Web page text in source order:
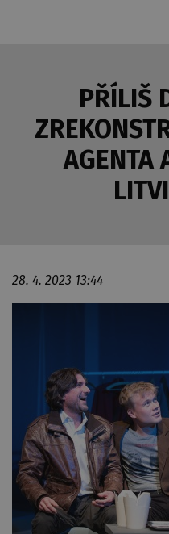
PŘÍLIŠ
AGENTA
28. 4. 2023 13:44